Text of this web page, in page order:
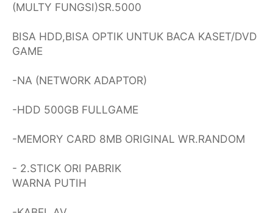
(MULTY FUNGSI)SR.5000
BISA HDD,BISA OPTIK UNTUK BACA KASET/DVD
GAME
-NA (NETWORK ADAPTOR)
-HDD 500GB FULLGAME
-MEMORY CARD 8MB ORIGINAL WR.RANDOM
- 2.STICK ORI PABRIK
WARNA PUTIH